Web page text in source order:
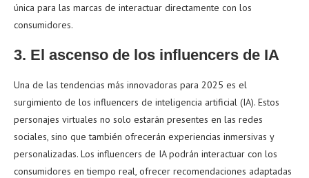
única para las marcas de interactuar directamente con los
consumidores.
3. El ascenso de los influencers de IA
Una de las tendencias más innovadoras para 2025 es el
surgimiento de los influencers de inteligencia artificial (IA). Estos
personajes virtuales no solo estarán presentes en las redes
sociales, sino que también ofrecerán experiencias inmersivas y
personalizadas. Los influencers de IA podrán interactuar con los
consumidores en tiempo real, ofrecer recomendaciones adaptadas